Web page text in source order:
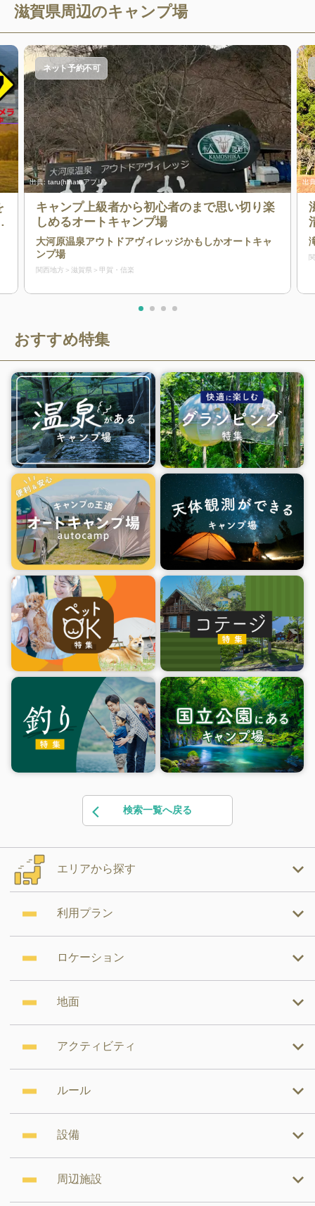
滋賀県周辺のキャンプ場
出典: taru(hinataアプリ)
ネット予約不可
キャンプ上級者から初心者のまで思い切り楽
しめるオートキャンプ場
大河原温泉アウトドアヴィレッジかもしかオートキャ
ンプ場
関西地方 滋賀県 甲賀・信楽
出
おすすめ特集
検索一覧へ戻る
エリアから探す
利用プラン
ロケーション
地面
アクティビティ
ルール
設備
周辺施設